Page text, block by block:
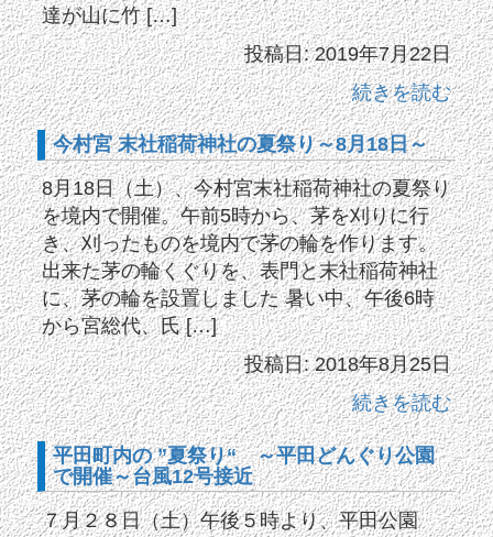
達が山に竹 […]
投稿日: 2019年7月22日
続きを読む
今村宮 末社稲荷神社の夏祭り～8月18日～
8月18日（土）、今村宮末社稲荷神社の夏祭り
を境内で開催。午前5時から、茅を刈りに行
き、刈ったものを境内で茅の輪を作ります。
出来た茅の輪くぐりを、表門と末社稲荷神社
に、茅の輪を設置しました 暑い中、午後6時
から宮総代、氏 […]
投稿日: 2018年8月25日
続きを読む
平田町内の ”夏祭り“ ～平田どんぐり公園
で開催～台風12号接近
７月２８日（土）午後５時より、平田公園